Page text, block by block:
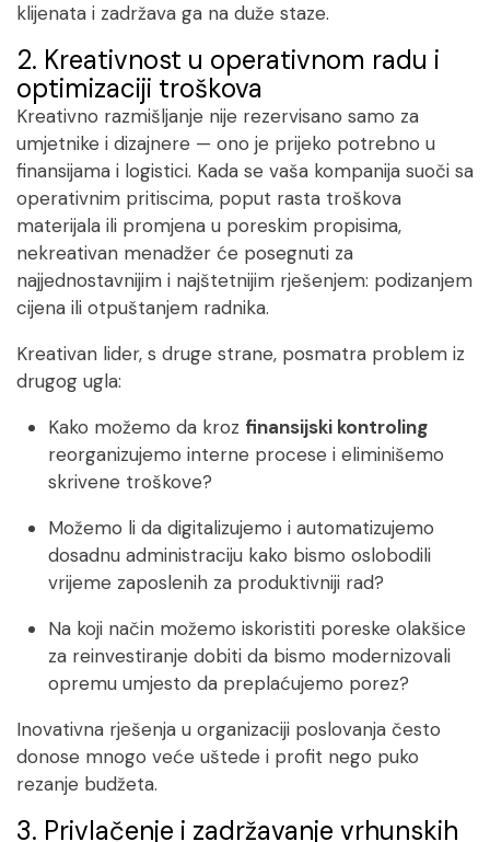
klijenata i zadržava ga na duže staze.
2. Kreativnost u operativnom radu i
optimizaciji troškova
Kreativno razmišljanje nije rezervisano samo za
umjetnike i dizajnere — ono je prijeko potrebno u
finansijama i logistici. Kada se vaša kompanija suoči sa
operativnim pritiscima, poput rasta troškova
materijala ili promjena u poreskim propisima,
nekreativan menadžer će posegnuti za
najjednostavnijim i najštetnijim rješenjem: podizanjem
cijena ili otpuštanjem radnika.
Kreativan lider, s druge strane, posmatra problem iz
drugog ugla:
Kako možemo da kroz finansijski kontroling
reorganizujemo interne procese i eliminišemo
skrivene troškove?
Možemo li da digitalizujemo i automatizujemo
dosadnu administraciju kako bismo oslobodili
vrijeme zaposlenih za produktivniji rad?
Na koji način možemo iskoristiti poreske olakšice
za reinvestiranje dobiti da bismo modernizovali
opremu umjesto da preplaćujemo porez?
Inovativna rješenja u organizaciji poslovanja često
donose mnogo veće uštede i profit nego puko
rezanje budžeta.
3. Privlačenje i zadržavanje vrhunskih